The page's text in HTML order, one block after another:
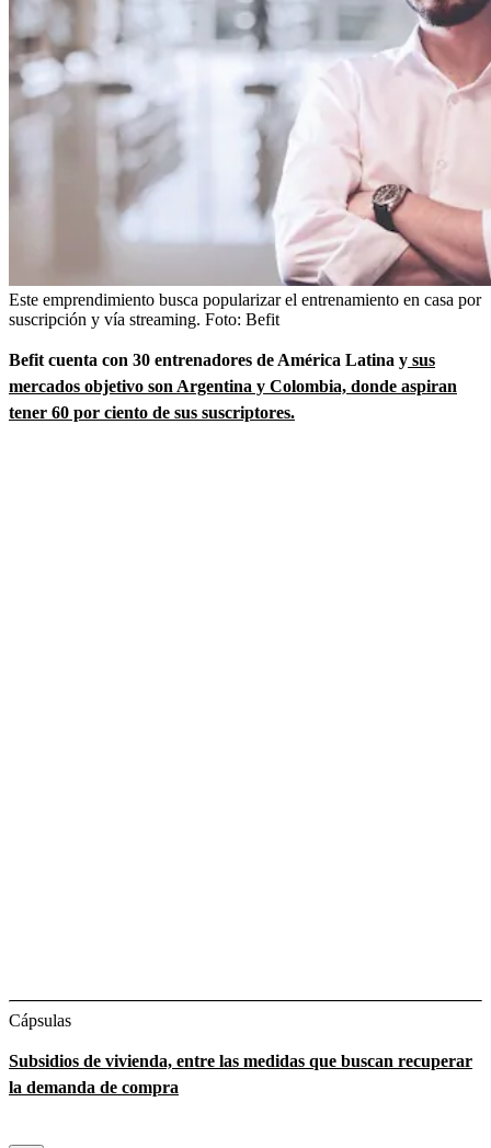
Este emprendimiento busca popularizar el entrenamiento en casa por
suscripción y vía streaming. Foto: Befit
Befit cuenta con 30 entrenadores de América Latina y sus
mercados objetivo son Argentina y Colombia, donde aspiran
tener 60 por ciento de sus suscriptores.
Cápsulas
Subsidios de vivienda, entre las medidas que buscan recuperar
la demanda de compra